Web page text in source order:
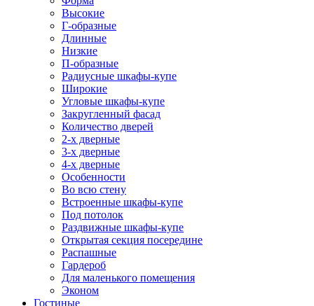
Высокие
Г-образные
Длинные
Низкие
П-образные
Радиусные шкафы-купе
Широкие
Угловые шкафы-купе
Закругленный фасад
Количество дверей
2-х дверные
3-х дверные
4-х дверные
Особенности
Во всю стену
Встроенные шкафы-купе
Под потолок
Раздвижные шкафы-купе
Открытая секция посередине
Распашные
Гардероб
Для маленького помещения
Эконом
Гостиные